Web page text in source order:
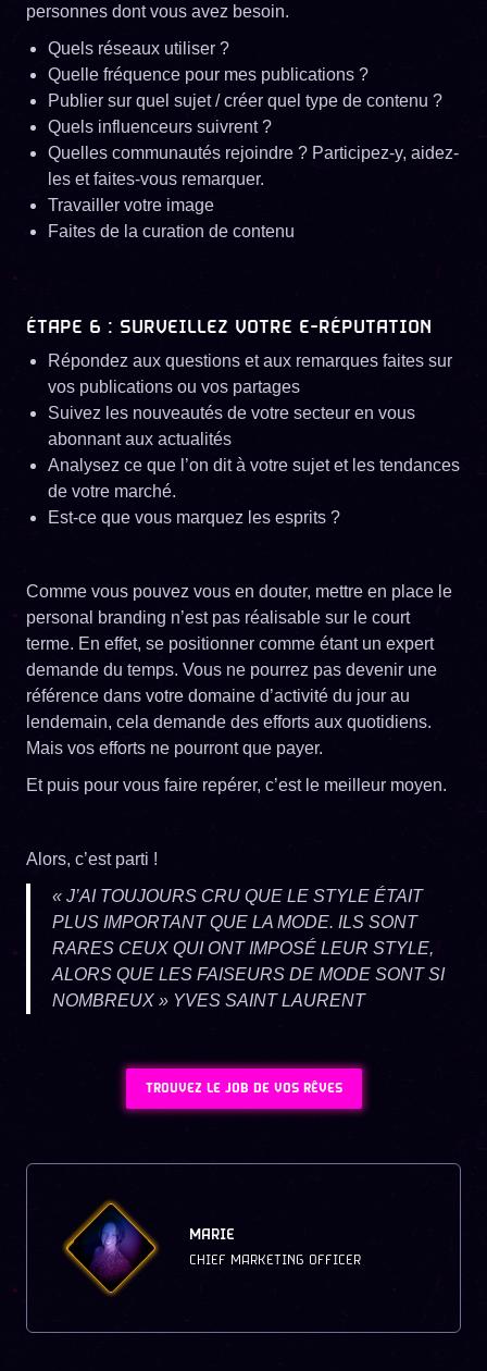
personnes dont vous avez besoin.
Quels réseaux utiliser ?
Quelle fréquence pour mes publications ?
Publier sur quel sujet / créer quel type de contenu ?
Quels influenceurs suivrent ?
Quelles communautés rejoindre ? Participez-y, aidez-
les et faites-vous remarquer.
Travailler votre image
Faites de la curation de contenu
ÉTAPE 6 : SURVEILLEZ VOTRE E-RÉPUTATION
Répondez aux questions et aux remarques faites sur
vos publications ou vos partages
Suivez les nouveautés de votre secteur en vous
abonnant aux actualités
Analysez ce que l’on dit à votre sujet et les tendances
de votre marché.
Est-ce que vous marquez les esprits ?
Comme vous pouvez vous en douter, mettre en place le
personal branding n’est pas réalisable sur le court
terme. En effet, se positionner comme étant un expert
demande du temps. Vous ne pourrez pas devenir une
référence dans votre domaine d’activité du jour au
lendemain, cela demande des efforts aux quotidiens.
Mais vos efforts ne pourront que payer.
Et puis pour vous faire repérer, c’est le meilleur moyen.
Alors, c’est parti !
« J’AI TOUJOURS CRU QUE LE STYLE ÉTAIT
PLUS IMPORTANT QUE LA MODE. ILS SONT
RARES CEUX QUI ONT IMPOSÉ LEUR STYLE,
ALORS QUE LES FAISEURS DE MODE SONT SI
NOMBREUX » YVES SAINT LAURENT
TROUVEZ LE JOB DE VOS RÊVES
MARIE
CHIEF MARKETING OFFICER